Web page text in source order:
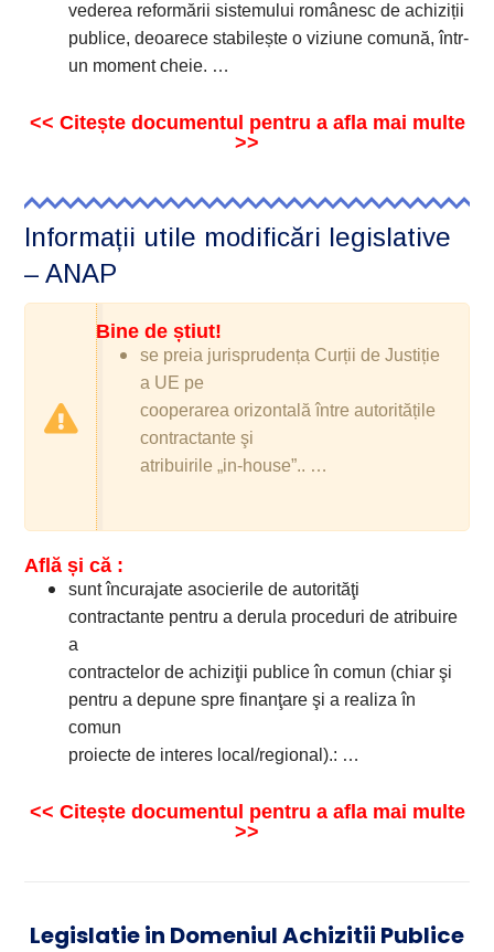
vederea reformării sistemului românesc de achiziții
publice, deoarece stabilește o viziune comună, într-
un moment cheie. …
<< Citește documentul pentru a afla mai multe
>>
Informații utile modificări legislative
– ANAP
Bine de știut!
se preia jurisprudența Curții de Justiție
a UE pe
cooperarea orizontală între autoritățile
contractante şi
atribuirile „in-house”.. …
Află și că :
sunt încurajate asocierile de autorităţi
contractante pentru a derula proceduri de atribuire
a
contractelor de achiziţii publice în comun (chiar şi
pentru a depune spre finanţare şi a realiza în
comun
proiecte de interes local/regional).: …
<< Citește documentul pentru a afla mai multe
>>
Legislatie in Domeniul Achizitii Publice